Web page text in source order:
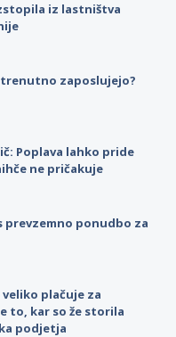
iz lastništva
zaposlujejo?
Poplava lahko pride
ne pričakuje
prevzemno ponudbo za
plačuje za
to, kar so že storila
podjetja